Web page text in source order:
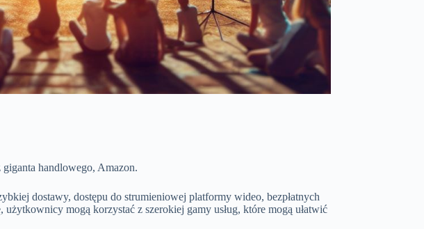
handlowego, Amazon.
dostawy, dostępu do strumieniowej platformy wideo, bezpłatnych
mogą korzystać z szerokiej gamy usług, które mogą ułatwić